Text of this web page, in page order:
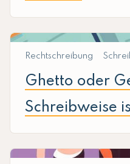
Rechtschreibung
Ghetto oder
Schreibweise